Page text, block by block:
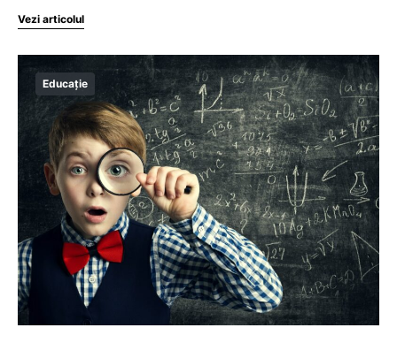
Vezi articolul
Educație